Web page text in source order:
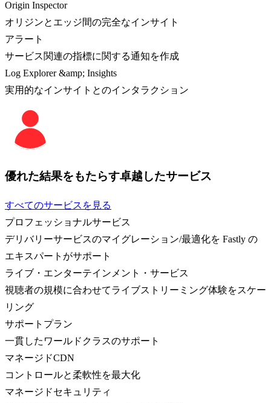
Origin Inspector
オリジンとエッジ間の完全なインサイト
アラート
サービス関連の指標に関する通知を作成
Log Explorer &amp; Insights
実用的なインサイトとのインタラクション
優れた結果をもたらす卓越したサービス
すべてのサービスを見る
プロフェッショナルサービス
デリバリーサービスのマイグレーション/最適化を Fastly の
エキスパートがサポート
ライブ・エンターテインメント・サービス
視聴者の規模に合わせてライブストリーミング体験をスケー
リング
サポートプラン
一貫したワールドクラスのサポート
マネージドCDN
コントロールと柔軟性を最大化
マネージドセキュリティ